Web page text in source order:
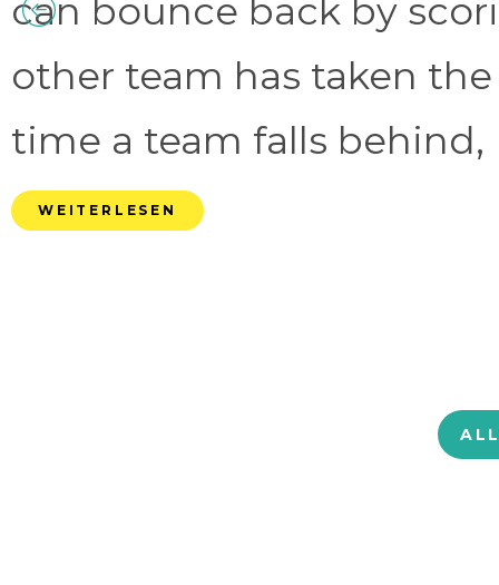
can bounce back by
other team has taken
time a team falls behind,
WEITERLESEN